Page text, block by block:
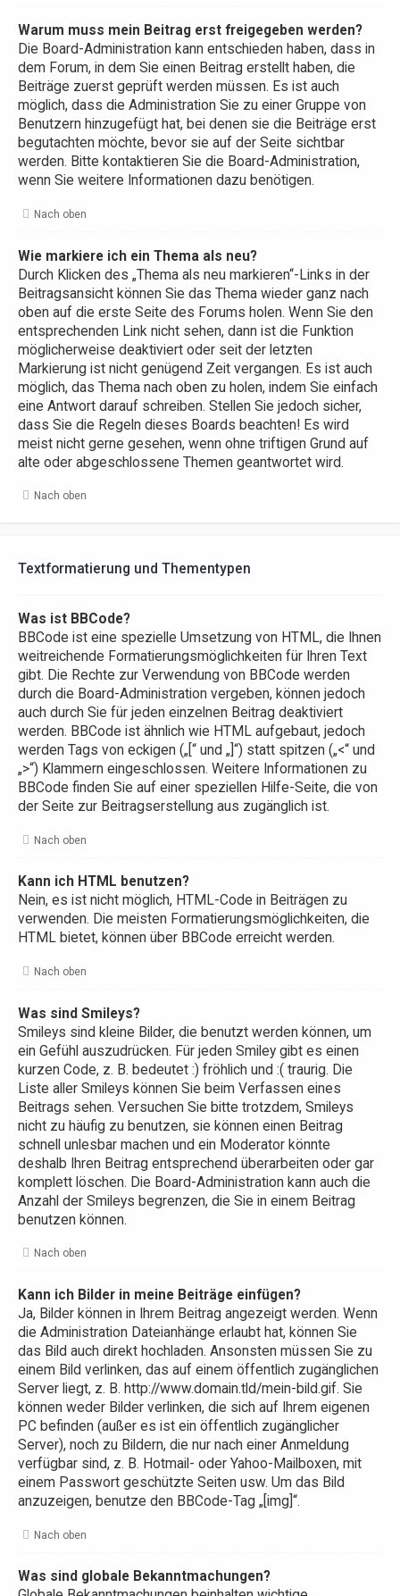
Warum muss mein Beitrag erst freigegeben werden?
Die Board-Administration kann entschieden haben, dass in
dem Forum, in dem Sie einen Beitrag erstellt haben, die
Beiträge zuerst geprüft werden müssen. Es ist auch
möglich, dass die Administration Sie zu einer Gruppe von
Benutzern hinzugefügt hat, bei denen sie die Beiträge erst
begutachten möchte, bevor sie auf der Seite sichtbar
werden. Bitte kontaktieren Sie die Board-Administration,
wenn Sie weitere Informationen dazu benötigen.
Nach oben
Wie markiere ich ein Thema als neu?
Durch Klicken des „Thema als neu markieren“-Links in der
Beitragsansicht können Sie das Thema wieder ganz nach
oben auf die erste Seite des Forums holen. Wenn Sie den
entsprechenden Link nicht sehen, dann ist die Funktion
möglicherweise deaktiviert oder seit der letzten
Markierung ist nicht genügend Zeit vergangen. Es ist auch
möglich, das Thema nach oben zu holen, indem Sie einfach
eine Antwort darauf schreiben. Stellen Sie jedoch sicher,
dass Sie die Regeln dieses Boards beachten! Es wird
meist nicht gerne gesehen, wenn ohne triftigen Grund auf
alte oder abgeschlossene Themen geantwortet wird.
Nach oben
Textformatierung und Thementypen
Was ist BBCode?
BBCode ist eine spezielle Umsetzung von HTML, die Ihnen
weitreichende Formatierungsmöglichkeiten für Ihren Text
gibt. Die Rechte zur Verwendung von BBCode werden
durch die Board-Administration vergeben, können jedoch
auch durch Sie für jeden einzelnen Beitrag deaktiviert
werden. BBCode ist ähnlich wie HTML aufgebaut, jedoch
werden Tags von eckigen („[“ und „]“) statt spitzen („<“ und
„>“) Klammern eingeschlossen. Weitere Informationen zu
BBCode finden Sie auf einer speziellen Hilfe-Seite, die von
der Seite zur Beitragserstellung aus zugänglich ist.
Nach oben
Kann ich HTML benutzen?
Nein, es ist nicht möglich, HTML-Code in Beiträgen zu
verwenden. Die meisten Formatierungsmöglichkeiten, die
HTML bietet, können über BBCode erreicht werden.
Nach oben
Was sind Smileys?
Smileys sind kleine Bilder, die benutzt werden können, um
ein Gefühl auszudrücken. Für jeden Smiley gibt es einen
kurzen Code, z. B. bedeutet :) fröhlich und :( traurig. Die
Liste aller Smileys können Sie beim Verfassen eines
Beitrags sehen. Versuchen Sie bitte trotzdem, Smileys
nicht zu häufig zu benutzen, sie können einen Beitrag
schnell unlesbar machen und ein Moderator könnte
deshalb Ihren Beitrag entsprechend überarbeiten oder gar
komplett löschen. Die Board-Administration kann auch die
Anzahl der Smileys begrenzen, die Sie in einem Beitrag
benutzen können.
Nach oben
Kann ich Bilder in meine Beiträge einfügen?
Ja, Bilder können in Ihrem Beitrag angezeigt werden. Wenn
die Administration Dateianhänge erlaubt hat, können Sie
das Bild auch direkt hochladen. Ansonsten müssen Sie zu
einem Bild verlinken, das auf einem öffentlich zugänglichen
Server liegt, z. B. http://www.domain.tld/mein-bild.gif. Sie
können weder Bilder verlinken, die sich auf Ihrem eigenen
PC befinden (außer es ist ein öffentlich zugänglicher
Server), noch zu Bildern, die nur nach einer Anmeldung
verfügbar sind, z. B. Hotmail- oder Yahoo-Mailboxen, mit
einem Passwort geschützte Seiten usw. Um das Bild
anzuzeigen, benutze den BBCode-Tag „[img]“.
Nach oben
Was sind globale Bekanntmachungen?